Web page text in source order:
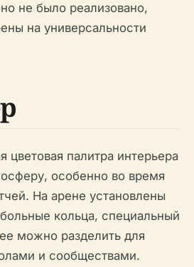
не было реализовано,
на универсальности
цветовая палитра интерьера
особенно во время
На арене установлены
кольца, специальный
можно разделить для
и сообществами.